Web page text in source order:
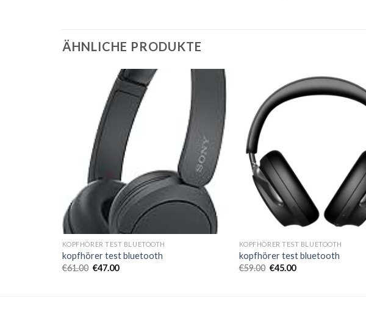
ÄHNLICHE PRODUKTE
KOPFHÖRER TEST BLUETOOTH
kopfhörer test bluetooth
€61.00 €47.00
KOPFHÖRER TEST BLUETOOTH
kopfhörer test bluetooth
€59.00 €45.00